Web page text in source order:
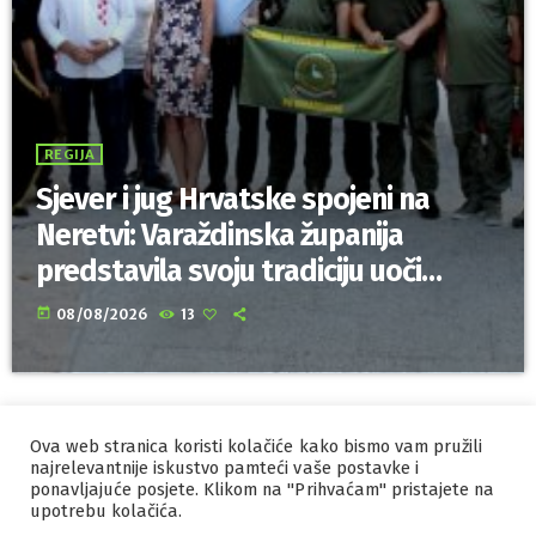
REGIJA
Sjever i jug Hrvatske spojeni na
Neretvi: Varaždinska županija
predstavila svoju tradiciju uoči
Maratona lađa
today 08/08/2026 13
IZRADA I HOSTINGORBIS
MARKETING
PRAVILA PRIVATNOSTI
Ova web stranica koristi kolačiće kako bismo vam pružili
najrelevantnije iskustvo pamteći vaše postavke i
ponavljajuće posjete. Klikom na "Prihvaćam" pristajete na
upotrebu kolačića.